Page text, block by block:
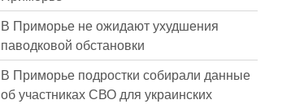
В Приморье не ожидают ухудшения
паводковой обстановки
В Приморье подростки собирали данные
об участниках СВО для украинских